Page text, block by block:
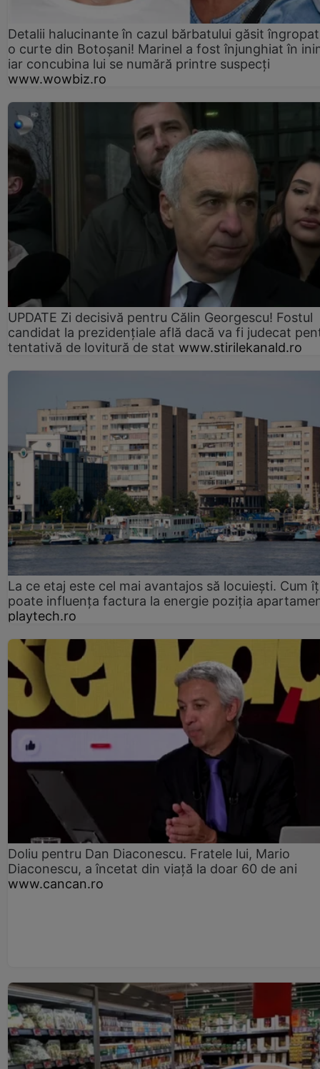
Detalii halucinante în cazul bărbatului găsit
o curte din Botoșani! Marinel a fost înjunghiat în
iar concubina lui se numără printre suspecți
www.wowbiz.ro
UPDATE Zi decisivă pentru Călin Georgescu! Fostul
candidat la prezidențiale află dacă va fi judecat
tentativă de lovitură de stat www.stirilekanald.ro
La ce etaj este cel mai avantajos să locuiești. Cum
poate influența factura la energie poziția
playtech.ro
Doliu pentru Dan Diaconescu. Fratele lui, Mario
Diaconescu, a încetat din viață la doar 60 de ani
www.cancan.ro